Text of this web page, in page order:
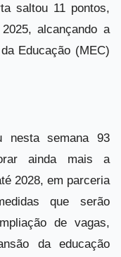
saltou 11 pontos,
alcançando a
Educação (MEC)
nesta semana 93
ainda mais a
2028, em parceria
que serão
de vagas,
da educação